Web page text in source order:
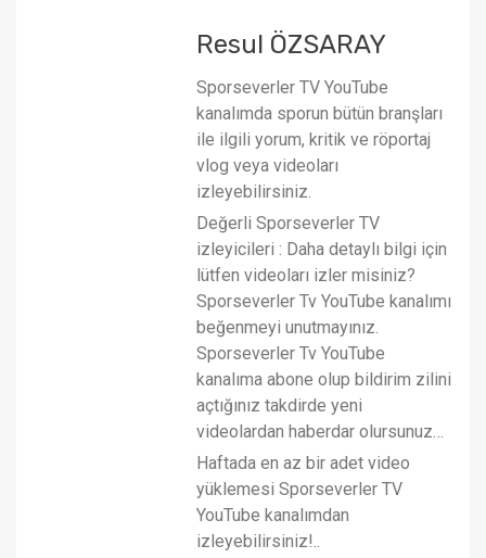
Resul ÖZSARAY
Sporseverler TV YouTube
kanalımda sporun bütün branşları
ile ilgili yorum, kritik ve röportaj
vlog veya videoları
izleyebilirsiniz.
Değerli Sporseverler TV
izleyicileri : Daha detaylı bilgi için
lütfen videoları izler misiniz?
Sporseverler Tv YouTube kanalımı
beğenmeyi unutmayınız.
Sporseverler Tv YouTube
kanalıma abone olup bildirim zilini
açtığınız takdirde yeni
videolardan haberdar olursunuz…
Haftada en az bir adet video
yüklemesi Sporseverler TV
YouTube kanalımdan
izleyebilirsiniz!..